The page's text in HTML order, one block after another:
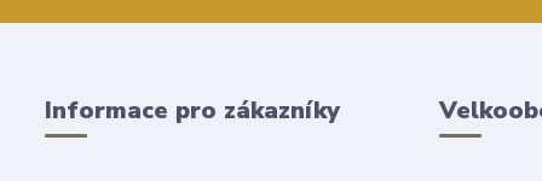
Informace pro zákazníky